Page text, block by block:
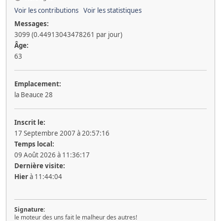
Voir les contributions Voir les statistiques
Messages:
3099 (0.44913043478261 par jour)
Âge:
63
Emplacement:
la Beauce 28
Inscrit le:
17 Septembre 2007 à 20:57:16
Temps local:
09 Août 2026 à 11:36:17
Dernière visite:
Hierà 11:44:04
Signature:
le moteur des uns fait le malheur des autres!